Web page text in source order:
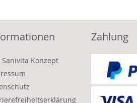
Sanivita Konzept
Zahlung